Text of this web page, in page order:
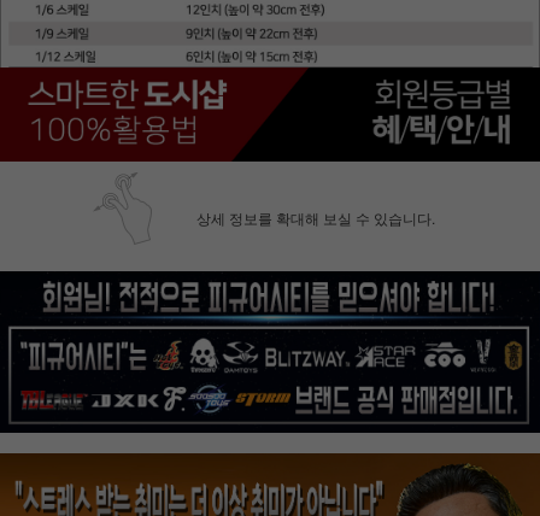
상세 정보를 확대해 보실 수 있습니다.